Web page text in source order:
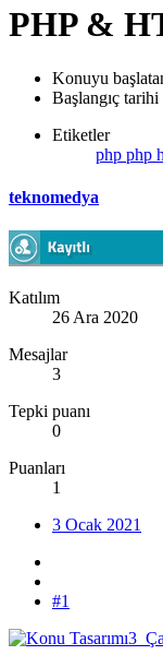
PHP &
Konuyu
Başlangıç tarihi
Etiketler
php php
teknomedya
Katılım
26 Ara 2020
Mesajlar
3
Tepki puanı
0
Puanları
1
3 Ocak 2021
#1